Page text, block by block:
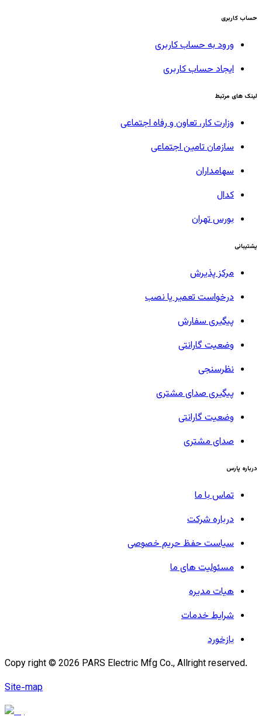
حساب کاربری
ورود به حساب کاربری
ایجاد حساب کاربری
لینک های مرتبط
وزارت کار، تعاون و رفاه اجتماعی
سازمان تامین اجتماعی
سهامداران
کدال
بورس تهران
پشتیبانی
مرکز پذیرش
درخواست تعمیر یا نصب
پیگیری سفارش
وضعیت گارانتی
نظرسنجی
پیگیری صدای مشتری
وضعیت گارانتی
صدای مشتری
درباره پارس
تماس با ما
درباره شرکت
سیاست حفظ حریم خصوصی
مسئولیت های ما
هیات مدیره
شرایط خدمات
بازخورد
Copy right © 2026 PARS Electric Mfg Co., Allright reserved.
Site-map